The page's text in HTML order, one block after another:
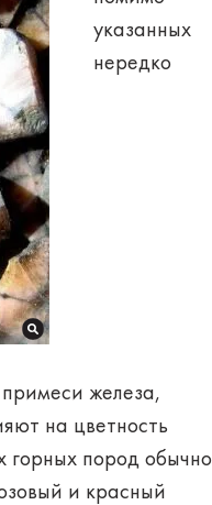
указанных
нередко
железа,
на цветность
пород обычно
и красный